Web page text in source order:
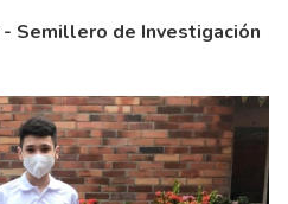
Semillero de Investigación